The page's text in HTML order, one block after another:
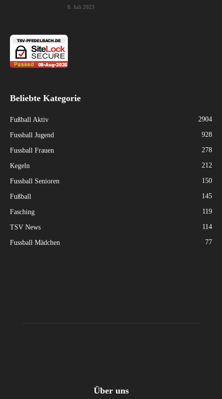
8. Juli 2023
Beliebte Kategorie
Fußball Aktiv 2904
Fussball Jugend 928
Fussball Frauen 278
Kegeln 212
Fussball Senioren 150
Fußball 145
Fasching 119
TSV News 114
Fussball Mädchen 77
Über uns